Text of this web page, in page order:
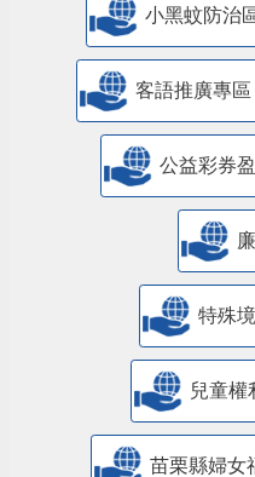
小黑蚊防治
客語推廣專區
公益彩券
特殊
兒童權
苗栗縣婦女